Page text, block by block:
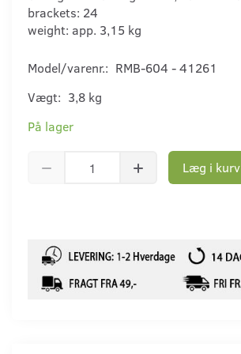
brackets: 24
weight: app. 3,15 kg
Model/varenr.: RMB-604 - 41261
Vægt: 3,8 kg
På lager
Læg i kurv